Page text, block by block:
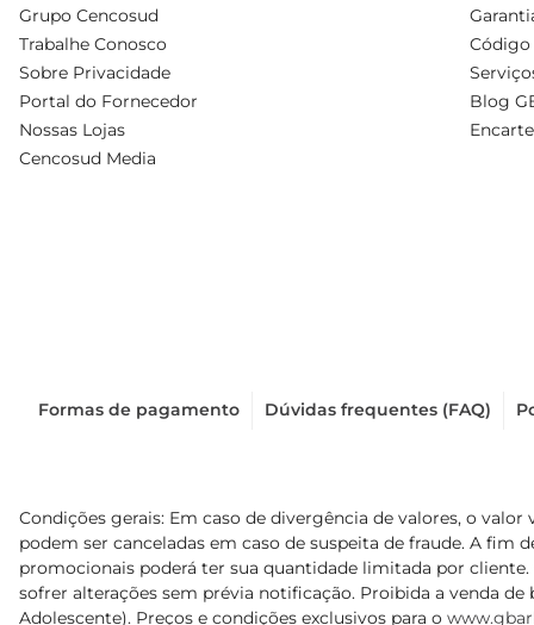
Grupo Cencosud
Trabalhe Conosco
Sobre Privacidade
Portal do Fornecedor
Nossas Lojas
Cencosud Media
Código
Blog
Formas de pagamento Dúvidas frequentes (FAQ)
Condições gerais: Em caso de divergência de valores, o
podem ser canceladas em caso de suspeita de fraude. A
promocionais poderá ter sua quantidade limitada por
sofrer alterações sem prévia notificação. Proibida a venda de
Adolescente). Preços e condições exclusivos para o